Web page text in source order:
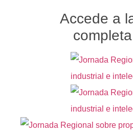
Accede a
completa